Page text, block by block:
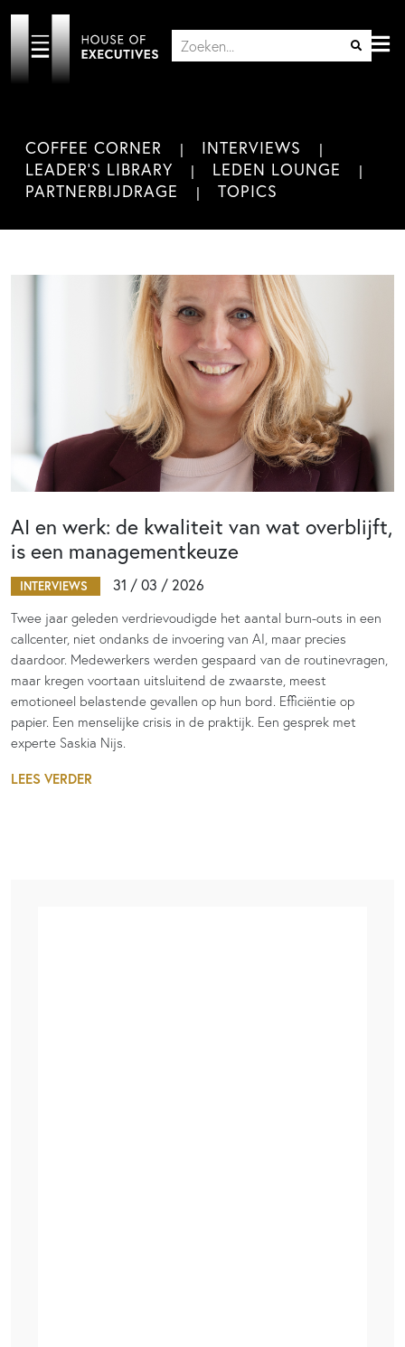
COFFEE CORNER
INTERVIEWS
LEADER'S LIBRARY
LEDEN LOUNGE
PARTNERBIJDRAGE
TOPICS
AI en werk: de kwaliteit van wat overblijft,
is een managementkeuze
INTERVIEWS 31 / 03 / 2026
Twee jaar geleden verdrievoudigde het aantal burn-outs in een
callcenter, niet ondanks de invoering van AI, maar precies
daardoor. Medewerkers werden gespaard van de routinevragen,
maar kregen voortaan uitsluitend de zwaarste, meest
emotioneel belastende gevallen op hun bord. Efficiëntie op
papier. Een menselijke crisis in de praktijk. Een gesprek met
experte Saskia Nijs.
LEES VERDER